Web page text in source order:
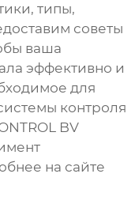
типы,
советы
ваша
эффективно и
для
контроля
BV
на сайте